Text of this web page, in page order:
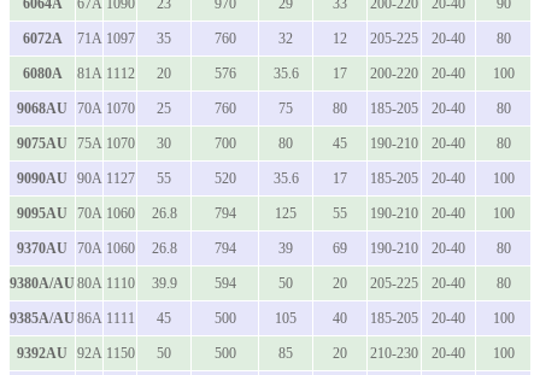
6064A 67A 1090 23 970 29 33 200-220 20-40 90
6072A 71A 1097 35 760 32 12 205-225 20-40 80
6080A 81A 1112 20 576 35.6 17 200-220 20-40 100
9068AU 70A 1070 25 760 75 80 185-205 20-40 80
9075AU 75A 1070 30 700 80 45 190-210 20-40 80
9090AU 90A 1127 55 520 35.6 17 185-205 20-40 100
9095AU 70A 1060 26.8 794 125 55 190-210 20-40 100
9370AU 70A 1060 26.8 794 39 69 190-210 20-40 80
9380A/AU 80A 1110 39.9 594 50 20 205-225 20-40 80
9385A/AU86A 1111 45 500 105 40 185-205 20-40 100
9392AU 92A 1150 50 500 85 20 210-230 20-40 100